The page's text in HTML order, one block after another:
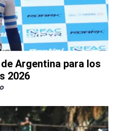
Argentina para los
2026